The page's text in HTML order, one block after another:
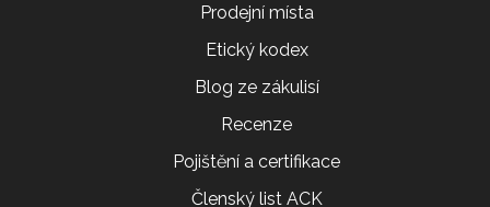
Prodejní místa
Etický kodex
Blog ze zákulisí
Recenze
Pojištění a certifikace
Členský list ACK